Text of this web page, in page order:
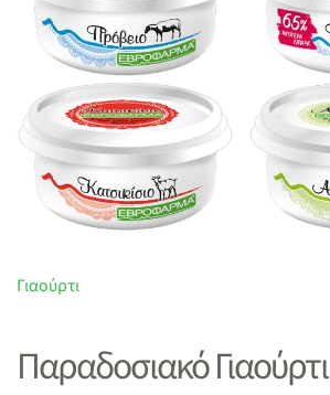
Γιαούρτι
Παραδοσιακό Γιαούρτι